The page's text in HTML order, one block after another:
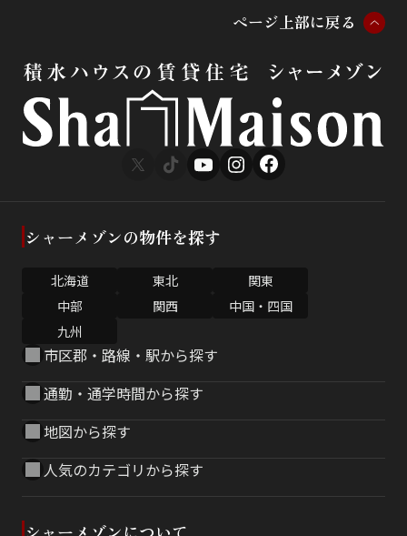
ページ 上部に戻る
シャーメゾンの物件を探す
北海道 東北
関東
中部
関西
中国・四国
九州
市区郡・路線・駅から探す
通勤・通学時間から探す
地図から探す
人気のカテゴリから探す